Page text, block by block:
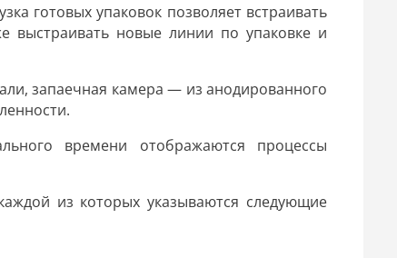
готовых упаковок позволяет встраивать
выстраивать новые линии по упаковке и
запаечная камера — из анодированного
времени отображаются процессы
из которых указываются следующие